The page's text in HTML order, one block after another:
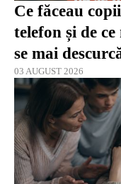
Ce făceau
telefon și de
se mai
03 AUGUST 2026